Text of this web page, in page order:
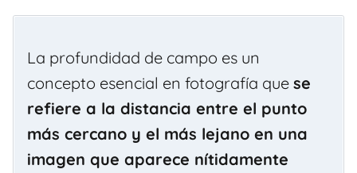
La profundidad de campo es un
concepto esencial en fotografía que se
refiere a la distancia entre el punto
más cercano y el más lejano en una
imagen que aparece nítidamente